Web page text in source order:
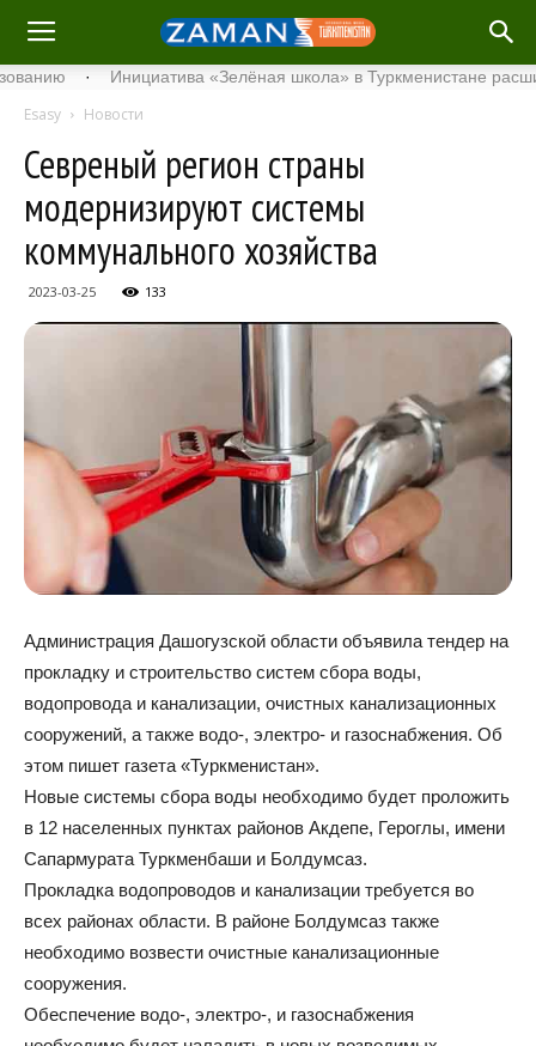
· Инициатива «Зелёная школа» в Туркменистане расширяет
Esasy Новости
Севреный регион страны
модернизируют системы
коммунального хозяйства
2023-03-25 133
Администрация Дашогузской области объявила тендер на
прокладку и строительство систем сбора воды,
водопровода и канализации, очистных канализационных
сооружений, а также водо-, электро- и газоснабжения. Об
этом пишет газета «Туркменистан».
Новые системы сбора воды необходимо будет проложить
в 12 населенных пунктах районов Акдепе, Героглы, имени
Сапармурата Туркменбаши и Болдумсаз.
Прокладка водопроводов и канализации требуется во
всех районах области. В районе Болдумсаз также
необходимо возвести очистные канализационные
сооружения.
Обеспечение водо-, электро-, и газоснабжения